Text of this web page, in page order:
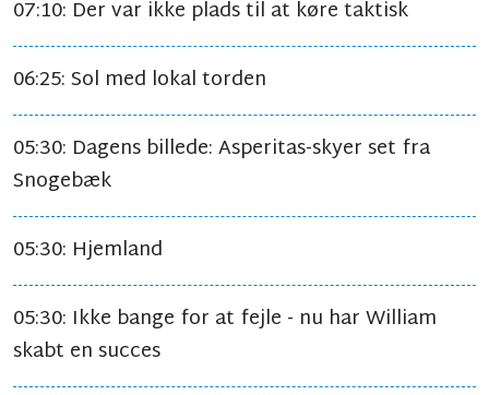
07:10: Der var ikke plads til at køre taktisk
06:25: Sol med lokal torden
05:30: Dagens billede: Asperitas-skyer set fra
Snogebæk
05:30: Hjemland
05:30: Ikke bange for at fejle - nu har William
skabt en succes